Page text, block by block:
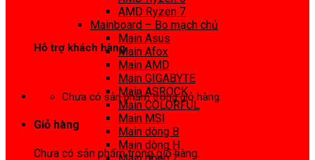
Hỗ trợ khách hàng
Chưa có sản phẩm trong giỏ hàng.
Giỏ hàng
Chưa có sản phẩm trong giỏ hàng.
AMD Ryzen 7
Mainboard – Bo mạch chủ
Main Asus
Main Afox
Main AMD
Main GIGABYTE
Main ASROCK
Main COLORFUL
Main MSI
Main dòng B
Main dòng H